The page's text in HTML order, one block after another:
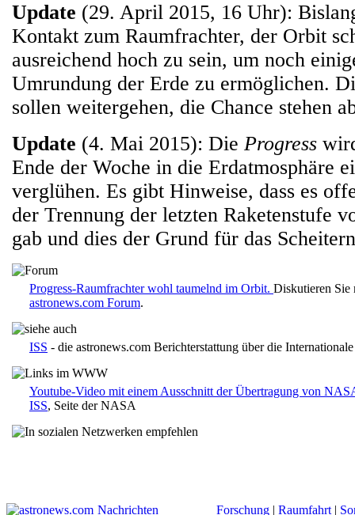
Update (29. April 2015, 16 Uhr):
Kontakt zum Raumfrachter, der Orbit
ausreichend hoch zu sein, um noch
Umrundung der Erde zu ermöglichen.
sollen weitergehen, die Chance stehen
Update (4. Mai 2015): Die Progress
Ende der Woche in die Erdatmosphäre
verglühen. Es gibt Hinweise, dass es
der Trennung der letzten Raketenstufe
gab und dies der Grund für das
Progress-Raumfrachter wohl taumelnd im Orbit. Diskutieren Sie
astronews.com Forum.
ISS - die astronews.com Berichterstattung über die
Youtube-Video mit einem Ausschnitt der Übertragung von
ISS, Seite der NASA
Nachrichten Forschung | Raumfahrt |